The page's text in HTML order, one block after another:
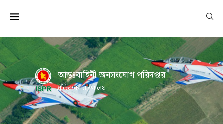
আন্তঃবাহিনী জনসংযোগ পরিদপ্তর
প্রতিরক্ষা মন্ত্রণালয়